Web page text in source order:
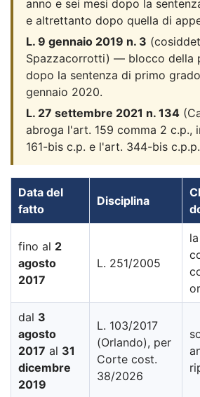
anno e sei mesi dopo la
e altrettanto dopo quella di
L. 9 gennaio 2019 n. 3
Spazzacorrotti) — blocco della
dopo la sentenza di primo
gennaio 2020.
L. 27 settembre 2021 n. 134
abroga l'art. 159 comma 2 c.p.,
161-bis c.p. e l'art. 344-bis c.p.p.
Data del
fatto
Disciplina
fino al 2
agosto
2017
L. 251/2005
dal 3
agosto
2017 al 31
dicembre
2019
L. 103/2017
(Orlando), per
Corte cost.
38/2026